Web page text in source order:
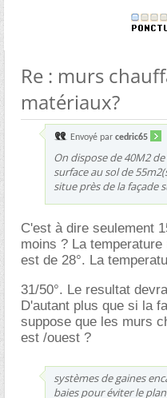
Re : murs
matériaux?
Envoyé par cedric65
On dispose de 40M2
surface au sol de
situe près de la façade
C'est à dire seulement
moins ? La
est de 28°. La
31/50°. Le resultat
D'autant plus que si la
suppose que les murs
est /ouest ?
systèmes de gaines
baies pour éviter le